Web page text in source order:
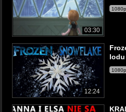
03:30
1080p
12:24
lodu
1080p